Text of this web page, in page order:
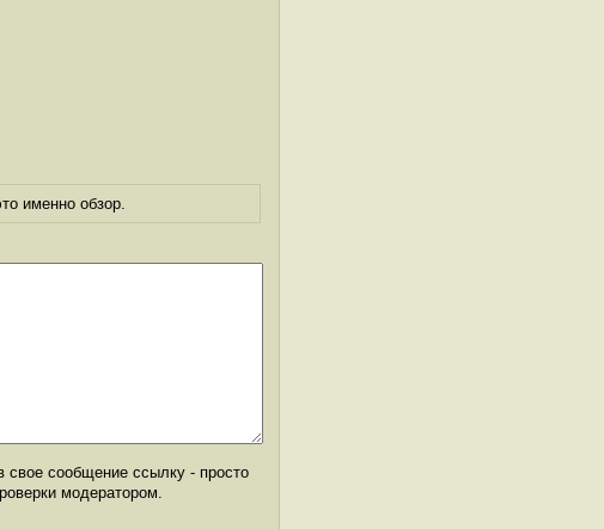
именно обзор.
свое сообщение ссылку - просто
модератором.